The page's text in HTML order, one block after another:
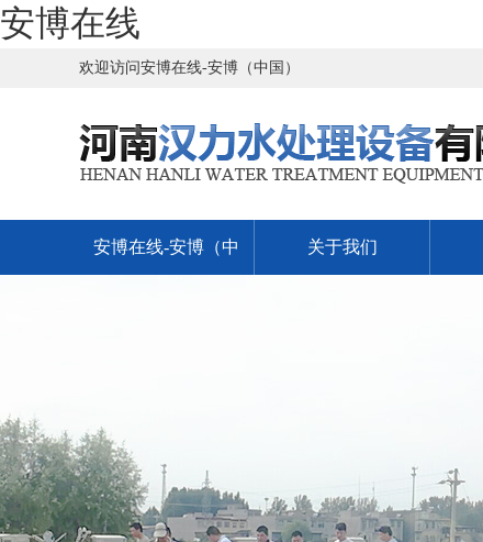
安博在线
欢迎访问安博在线-安博（中国）
安博在线-安博（中 关于我们